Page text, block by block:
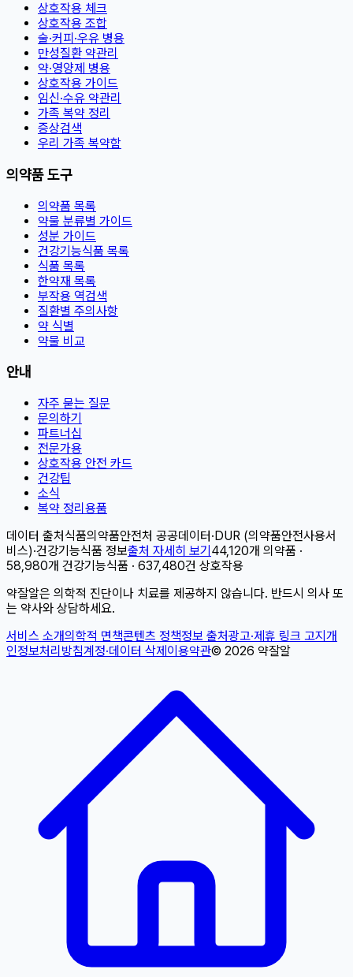
상호작용 체크
상호작용 조합
술·커피·우유 병용
만성질환 약관리
약·영양제 병용
상호작용 가이드
임신·수유 약관리
가족 복약 정리
증상검색
우리 가족 복약함
의약품 도구
의약품 목록
약물 분류별 가이드
성분 가이드
건강기능식품 목록
식품 목록
한약재 목록
부작용 역검색
질환별 주의사항
약 식별
약물 비교
안내
자주 묻는 질문
문의하기
파트너십
전문가용
상호작용 안전 카드
건강팁
소식
복약 정리용품
데이터 출처식품의약품안전처 공공데이터·DUR (의약품안전사용서
비스)·건강기능식품 정보출처 자세히 보기44,120개 의약품 ·
58,980개 건강기능식품 · 637,480건 상호작용
약잘알은 의학적 진단이나 치료를 제공하지 않습니다. 반드시 의사 또
는 약사와 상담하세요.
서비스 소개의학적 면책콘텐츠 정책정보 출처광고·제휴 링크 고지개
인정보처리방침계정·데이터 삭제이용약관© 2026 약잘알